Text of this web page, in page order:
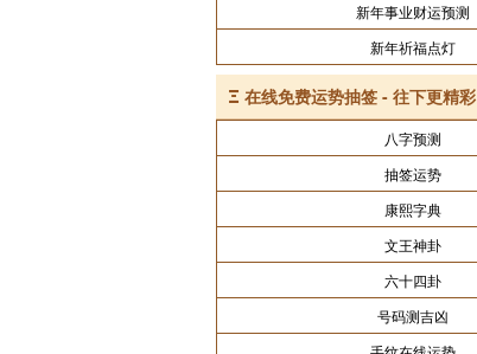
新年事业财运预测
新年祈福点灯
Ξ 在线免费运势抽签 - 往下更精彩
八字预测
抽签运势
康熙字典
文王神卦
六十四卦
号码测吉凶